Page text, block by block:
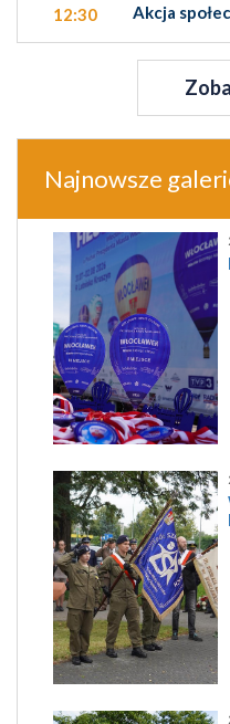
12:30 Akcja
Najnowsze